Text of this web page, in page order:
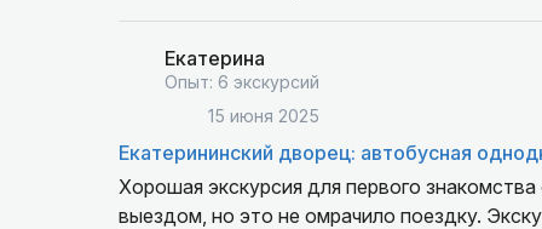
Екатерина
Опыт: 6 экскурсий
15 июня 2025
Екатерининский дворец: автобусная
Хорошая экскурсия для первого
выездом, но это не омрачило поездку.